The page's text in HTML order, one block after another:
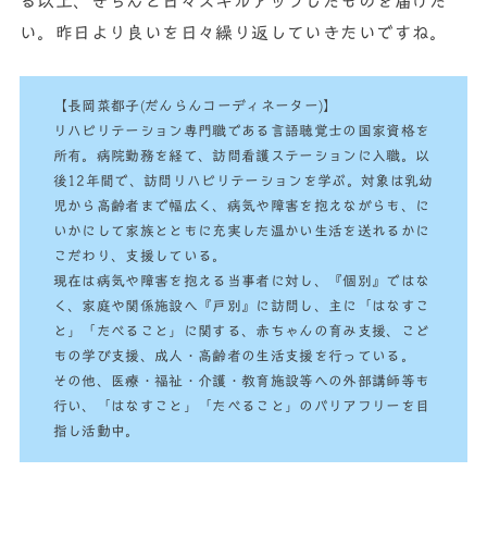
い。昨日より良いを日々繰り返していきたいですね。
【長岡菜都子(だんらんコーディネーター)】
リハビリテーション専門職である言語聴覚士の国家資格を
所有。病院勤務を経て、訪問看護ステーションに入職。以
後12年間で、訪問リハビリテーションを学ぶ。対象は乳幼
児から高齢者まで幅広く、病気や障害を抱えながらも、に
いかにして家族とともに充実した温かい生活を送れるかに
こだわり、支援している。
現在は病気や障害を抱える当事者に対し、『個別』ではな
く、家庭や関係施設へ『戸別』に訪問し、主に「はなすこ
と」「たべること」に関する、赤ちゃんの育み支援、こど
もの学び支援、成人・高齢者の生活支援を行っている。
その他、医療・福祉・介護・教育施設等への外部講師等も
行い、「はなすこと」「たべること」のバリアフリーを目
指し活動中。